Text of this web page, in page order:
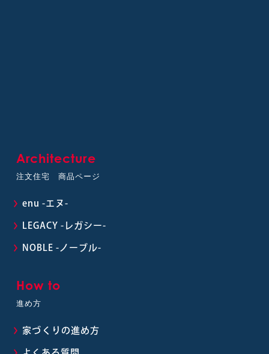
Architecture
注文住宅 商品ページ
enu -エヌ-
LEGACY -レガシー-
NOBLE -ノーブル-
How to
進め方
家づくりの進め方